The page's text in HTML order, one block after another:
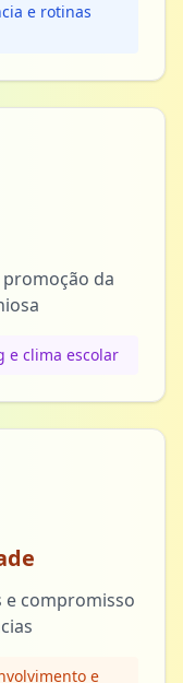
e rotinas
da
e clima escolar
e compromisso
e